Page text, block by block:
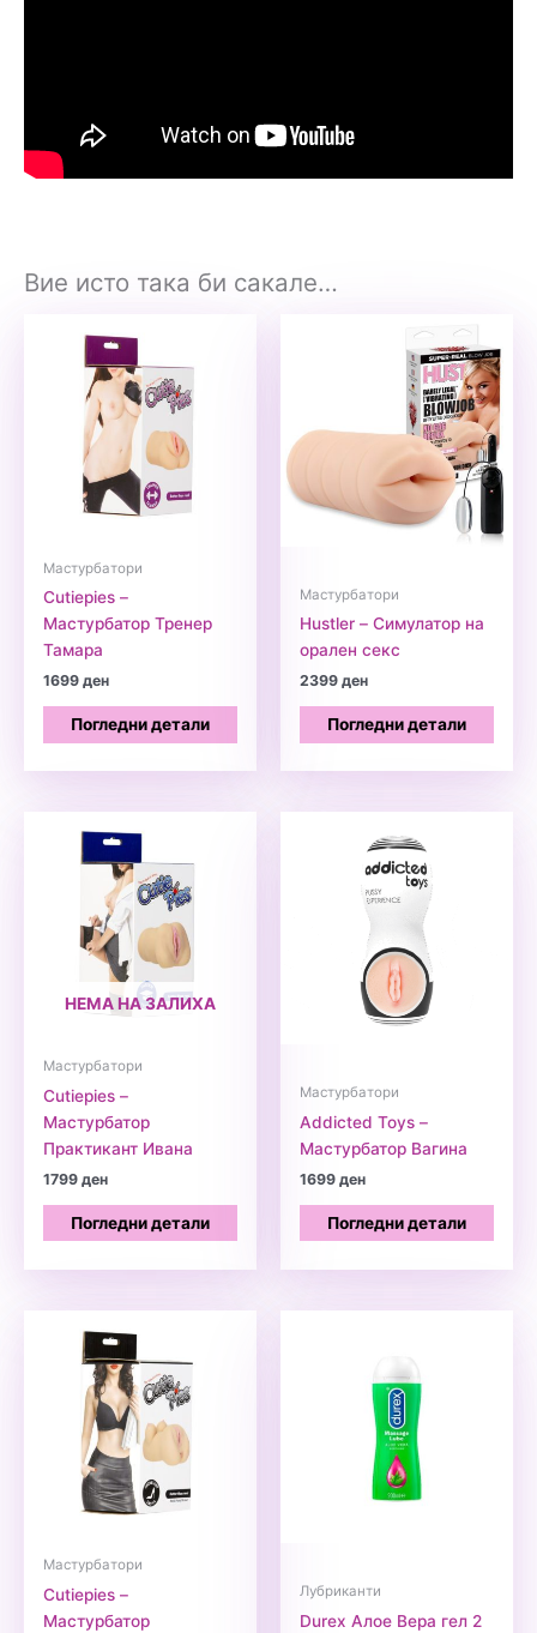
Вие исто така би сакале…
Мастурбатори
Cutiepies –
Мастурбатор Тренер
Тамара
1699ден
Погледни детали
Мастурбатори
Hustler – Симулатор на
орален секс
2399ден
Погледни детали
НЕМА НА ЗАЛИХА
Мастурбатори
Cutiepies –
Мастурбатор
Практикант Ивана
1799ден
Погледни детали
Мастурбатори
Addicted Toys –
Мастурбатор Вагина
1699ден
Погледни детали
Мастурбатори
Cutiepies –
Мастурбатор
Лубриканти
Durex Алое Вера гел 2